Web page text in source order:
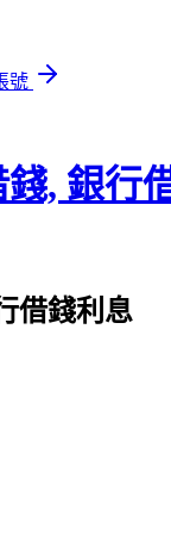
號
, 銀行
借錢利息